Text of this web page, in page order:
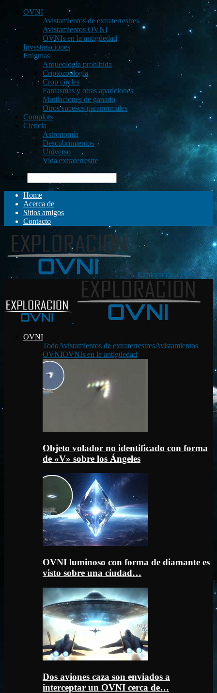
OVNI
Avistamientos de extraterrestres
Avistamientos OVNI
OVNIs en la antigüedad
Investigaciones
Enigmas
Arqueología prohibida
Criptozoología
Crop circles
Fantasmas y otras apariciones
Mutilaciones de ganado
Otros sucesos paranormales
Complots
Ciencia
Astronomía
Descubrimientos
Universo
Vida extraterrestre
Buscar
Home
Acerca de
Sitios amigos
Contacto
Exploración OVNI
OVNI
TodoAvistamientos de extraterrestresAvistamientos
OVNIOVNIs en la antigüedad
Objeto volador no identificado con forma
de «V» sobre los Ángeles
OVNI luminoso con forma de diamante es
visto sobre una ciudad…
Dos aviones caza son enviados a
interceptar un OVNI cerca de…